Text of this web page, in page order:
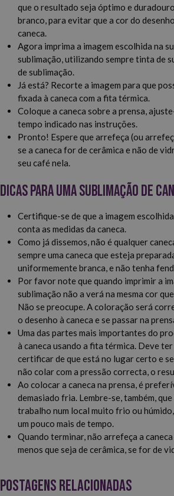
que o resultado seja óptimo e
branco, para evitar que a cor do
caneca.
Agora imprima a imagem escolhida na
sublimação, utilizando sempre tinta de
de sublimação.
Já está? Recorte a imagem para que
fixada à caneca com a fita térmica.
Coloque a caneca sobre a prensa,
tempo indicado nas instruções.
Pronto! Espere que arrefeça (ou
se a caneca for de cerâmica e não de
seu café nela.
Dicas para uma sublimação de
Certifique-se de que a imagem
conta as medidas da caneca.
Como já dissemos, não é qualquer
sempre uma caneca que esteja
uniformemente branca, e não tenha
Por favor note que quando imprimir a
sublimação não a verá na mesma cor
Não se preocupe. A coloração será
o desenho à caneca e se passar na
Uma das partes mais importantes do
à caneca usando a fita térmica. Deve
certificar de que está no lugar certo e
não colar com a pressão correcta, o
Ao colocar a caneca na prensa, é
demasiado fria. Lembre-se, também,
trabalho num local muito frio ou
um pouco mais de tempo.
Quando terminar, não arrefeça a
menos que seja de cerâmica, se for de
POSTAGENS RELACIONADAS